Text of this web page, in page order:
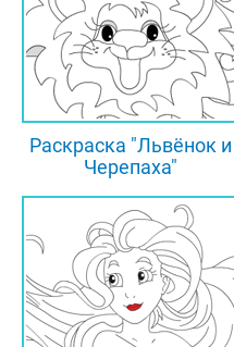
Раскраска "Львёнок и
Черепаха"